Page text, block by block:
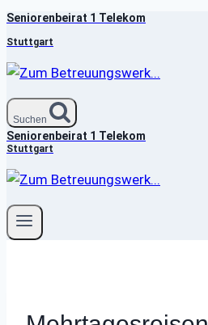
Zum
Inhalt
springen
Seniorenbeirat 1 Telekom
Stuttgart
Suchen
Seniorenbeirat 1 Telekom
Stuttgart